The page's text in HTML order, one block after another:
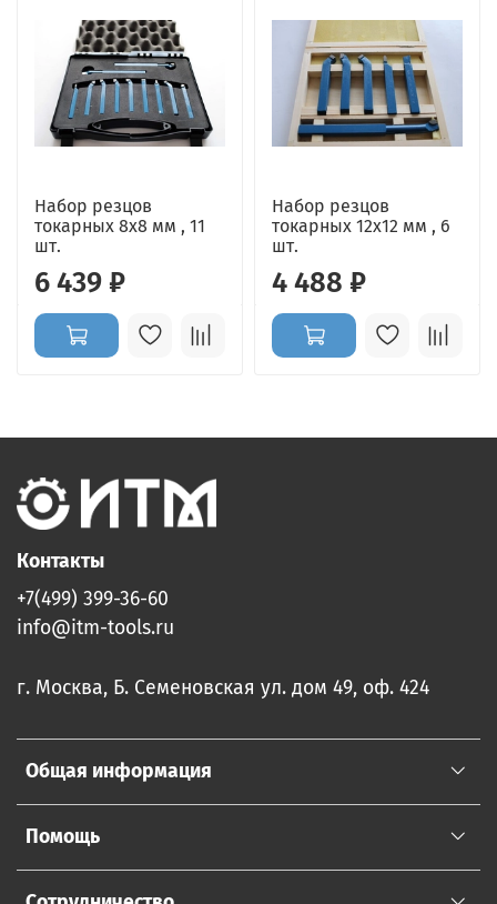
Набор резцов
токарных 8х8 мм , 11
шт.
6 439 ₽
Набор резцов
токарных 12х12 мм , 6
шт.
4 488 ₽
Общая информация
Помощь
Контакты
+7(499) 399-36-60
info@itm-tools.ru
г. Москва, Б. Семеновская ул. дом 49, оф. 424